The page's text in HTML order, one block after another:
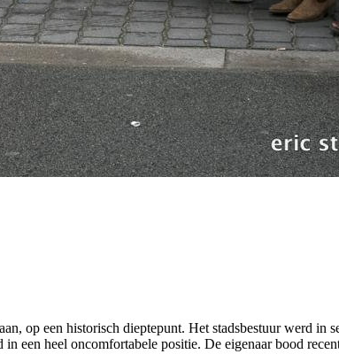
op een historisch dieptepunt. Het stadsbestuur werd in
een heel oncomfortabele positie. De eigenaar bood